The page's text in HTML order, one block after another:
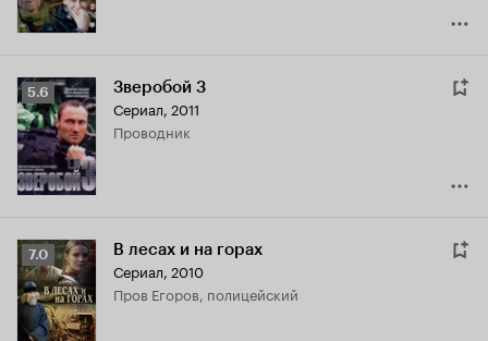
Рейтинг
Кинопоиска
5.6
5.6 Зверобой 3
Сериал, 2011
проводник
Рейтинг
Кинопоиска
7.0
7.0 В лесах и на горах
Сериал, 2010
Пров Егоров, полицейский